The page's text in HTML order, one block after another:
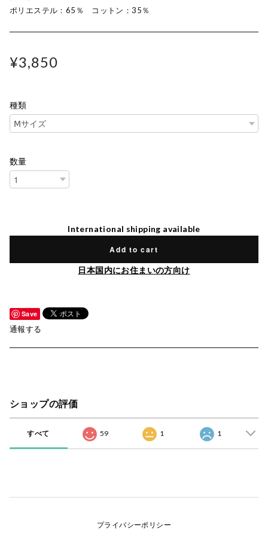
ポリエステル：65％ コットン：35％
¥3,850
種類
数量
International shipping available
Add to cart
日本国内にお住まいの方向け
Save
通報する
ショップの評価
すべて 59 1 1
プライバシーポリシー